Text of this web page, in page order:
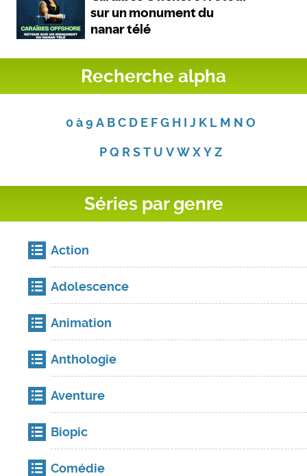
Recherche alpha
0 à 9 A B C D E F G H I J K L M N O
P Q R S T U V W X Y Z
Séries par genre
Action
Adolescence
Animation
Anthologie
Aventure
Biopic
Comédie